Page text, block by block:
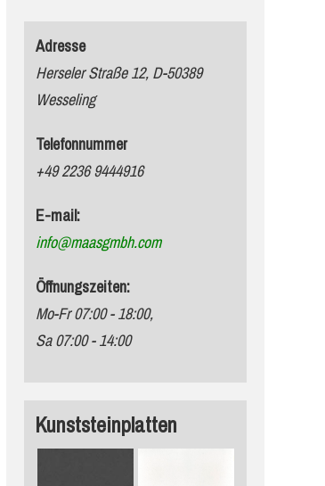
Adresse
Herseler Straße 12, D-50389
Wesseling
Telefonnummer
+49 2236 9444916
E-mail:
info@maasgmbh.com
Öffnungszeiten:
Mo-Fr 07:00 - 18:00,
Sa 07:00 - 14:00
Kunststeinplatten